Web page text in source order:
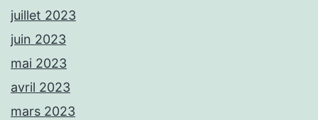
juillet 2023
juin 2023
mai 2023
avril 2023
mars 2023